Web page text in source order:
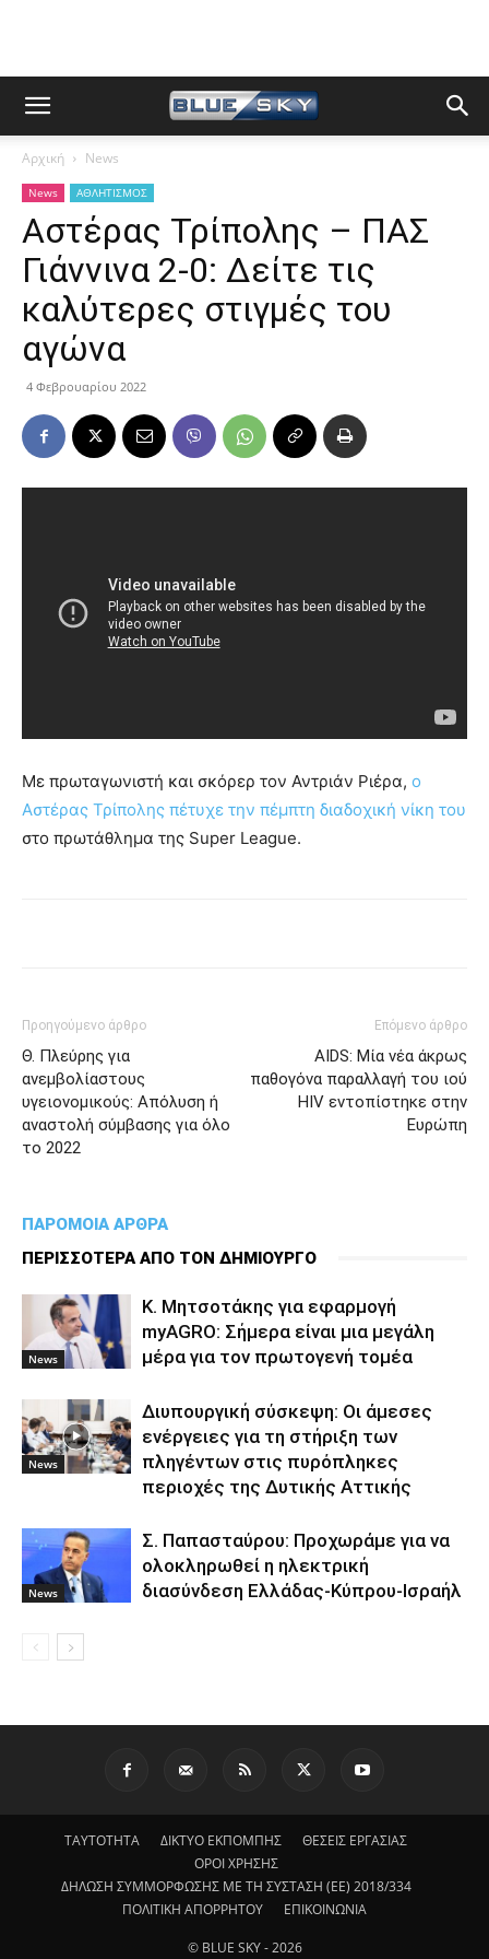
Αρχική News
News ΑΘΛΗΤΙΣΜΟΣ
Αστέρας Τρίπολης – ΠΑΣ
Γιάννινα 2-0: Δείτε τις
καλύτερες στιγμές του
αγώνα
4 Φεβρουαρίου 2022
Με πρωταγωνιστή και σκόρερ τον Αντριάν Ριέρα, ο
Αστέρας Τρίπολης πέτυχε την πέμπτη διαδοχική νίκη του
στο πρωτάθλημα της Super League.
Προηγούμενο άρθρο
Θ. Πλεύρης για
ανεμβολίαστους
υγειονομικούς: Απόλυση ή
αναστολή σύμβασης για όλο
το 2022
Επόμενο άρθρο
AIDS: Μία νέα άκρως
παθογόνα παραλλαγή του ιού
HIV εντοπίστηκε στην
Ευρώπη
ΠΑΡΟΜΟΙΑ ΑΡΘΡΑ
ΠΕΡΙΣΣΟΤΕΡΑ ΑΠΟ ΤΟΝ ΔΗΜΙΟΥΡΓΟ
News
Κ. Μητσοτάκης για εφαρμογή
myAGRO: Σήμερα είναι μια μεγάλη
μέρα για τον πρωτογενή τομέα
News
Διυπουργική σύσκεψη: Οι άμεσες
ενέργειες για τη στήριξη των
πληγέντων στις πυρόπληκες
περιοχές της Δυτικής Αττικής
News
Σ. Παπασταύρου: Προχωράμε για να
ολοκληρωθεί η ηλεκτρική
διασύνδεση Ελλάδας-Κύπρου-Ισραήλ
ΤΑΥΤΟΤΗΤΑ ΔΙΚΤΥΟ ΕΚΠΟΜΠΗΣ
ΘΕΣΕΙΣ ΕΡΓΑΣΙΑΣ
ΟΡΟΙ ΧΡΗΣΗΣ
ΔΗΛΩΣΗ ΣΥΜΜΟΡΦΩΣΗΣ ΜΕ ΤΗ ΣΥΣΤΑΣΗ (ΕΕ) 2018/334
ΠΟΛΙΤΙΚΗ ΑΠΟΡΡΗΤΟΥ
ΕΠΙΚΟΙΝΩΝΙΑ
© BLUE SKY - 2026